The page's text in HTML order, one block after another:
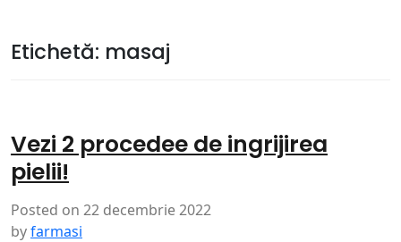
Etichetă: masaj
Vezi 2 procedee de ingrijirea
pielii!
Posted on 22 decembrie 2022
byfarmasi